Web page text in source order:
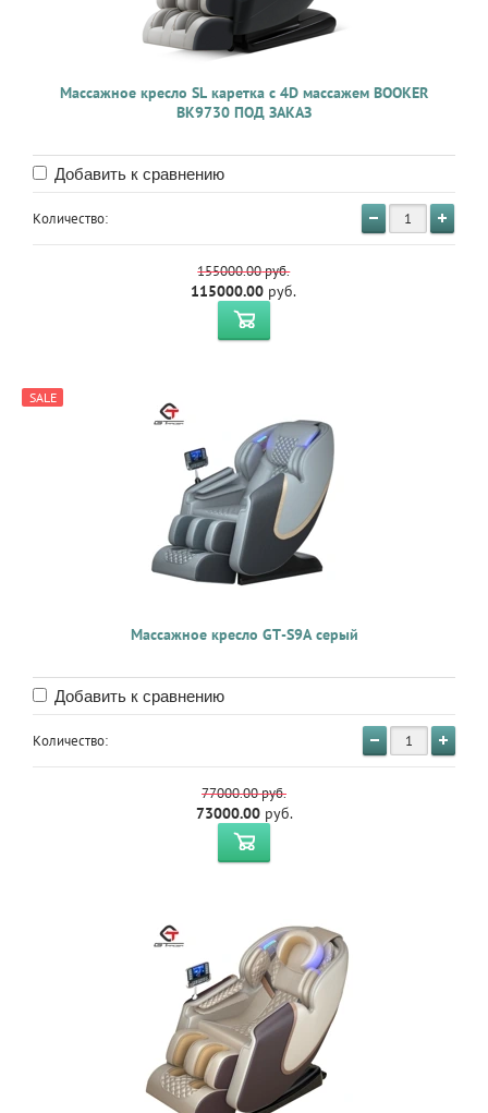
Массажное кресло SL каретка с 4D массажем BOOKER
BK9730 ПОД ЗАКАЗ
Добавить к сравнению
Количество:
155000.00руб.
115000.00 руб.
SALE
Массажное кресло GT-S9A серый
Добавить к сравнению
Количество:
77000.00руб.
73000.00руб.